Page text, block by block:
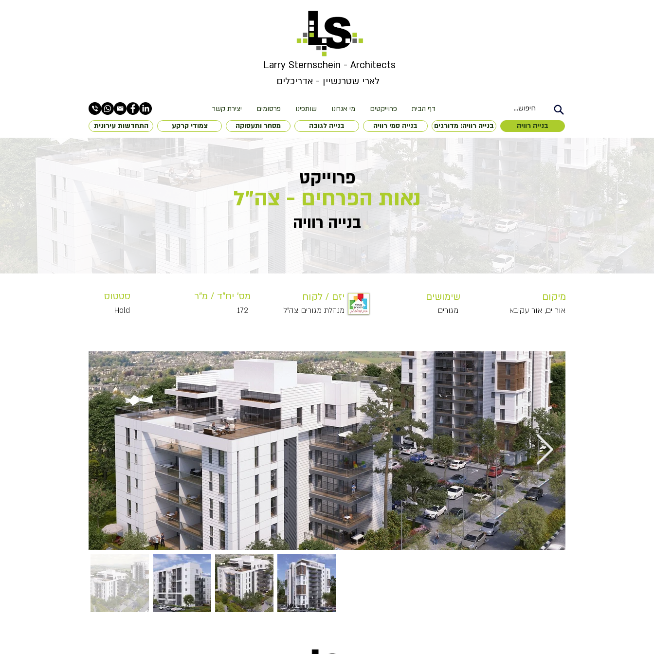
Larry Sternschein - Architects
דף הבית פרוייקטים מי אנחנו שותפינו פרסומים יצירת קשר
...חיפוש
התחדשות עירונית
צמודי קרקע מסחר ותעסוקה בנייה לגובה בנייה סמי רוויה בנייה רוויה: מדורגים בנייה רוויה
בנייה רוויה
נאות הפרחים - צה"ל
פרוייקט
סטטוס מס' יח"ד / מ"ר יזם / לקוח
מנהלת מגורים צה"ל
שימושים מיקום
אור ים, אור עקיבא 172
Hold מגורים